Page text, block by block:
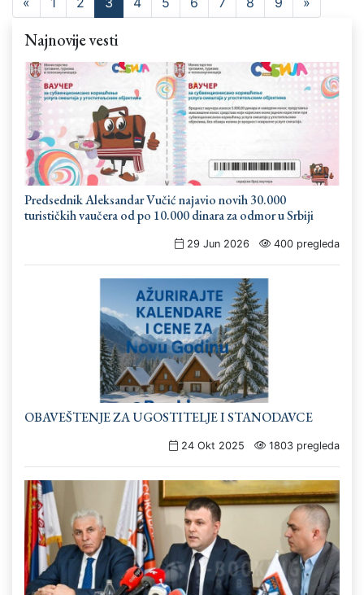
Najnovije vesti
Predsednik Aleksandar Vučić najavio novih 30.000
turističkih vaučera od po 10.000 dinara za odmor u Srbiji
29 Jun 2026 400 pregleda
OBAVEŠTENJE ZA UGOSTITELJE I STANODAVCE
24 Okt 2025 1803 pregleda